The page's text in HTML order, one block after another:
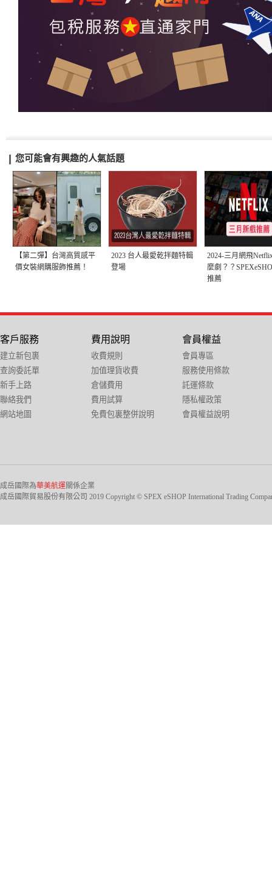
您可能會有興趣的人氣話題
【第二彈】台灣高質感平
價女裝網購服飾推薦！
2023 台人最愛乾拌麵特輯
登場
2024-三月網飛
麼劇？？
推薦
客戶服務
建立新包裹
查詢委託單
新手上路
聯絡我們
網站地圖
費用說明
收費規則
加值理貨收費
倉儲費用
費用試算
免費包裏整併說明
會員權益
會員專區
服務使用條款
託運條款
隱私權政策
會員權益說明
成岳國際為華美航運關係企業
成岳國際貿易股份有限公司 2019 Copyright © SPEX eSHOP International Trading